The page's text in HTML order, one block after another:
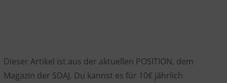
Dieser Artikel ist aus der aktuellen POSITION, dem
Magazin der SDAJ. Du kannst es für 10€ jährlich